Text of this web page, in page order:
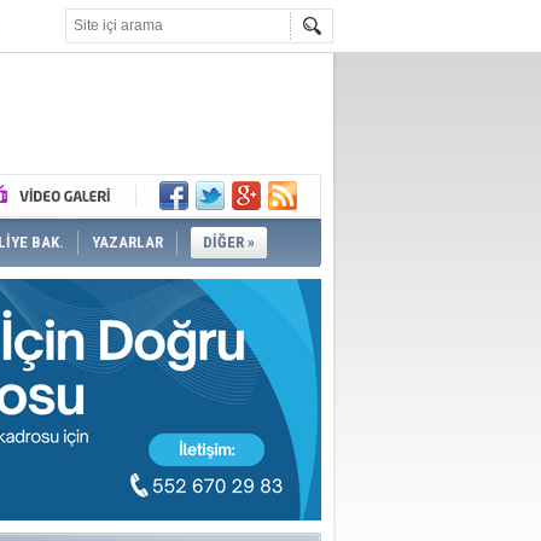
BAK. YAZARLAR DİĞER »